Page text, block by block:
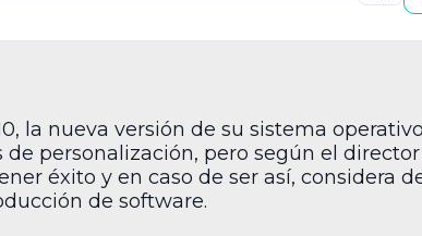
la nueva versión de su sistema
personalización, pero según el
éxito y en caso de ser así, considera
de software.